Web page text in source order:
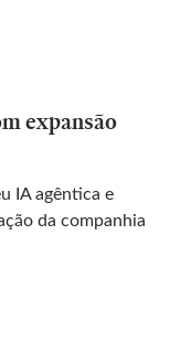
expansão
IA agêntica e
da companhia